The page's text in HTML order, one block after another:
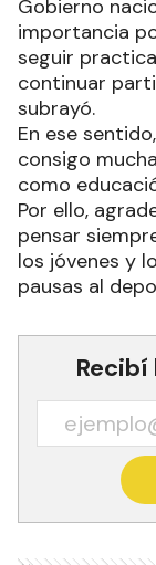
gobernador
Juegos Evita
netamente
Gobierno
importancia
seguir
continuar
subrayó.
En ese
consigo
como
Por ello,
pausas al
Recibí